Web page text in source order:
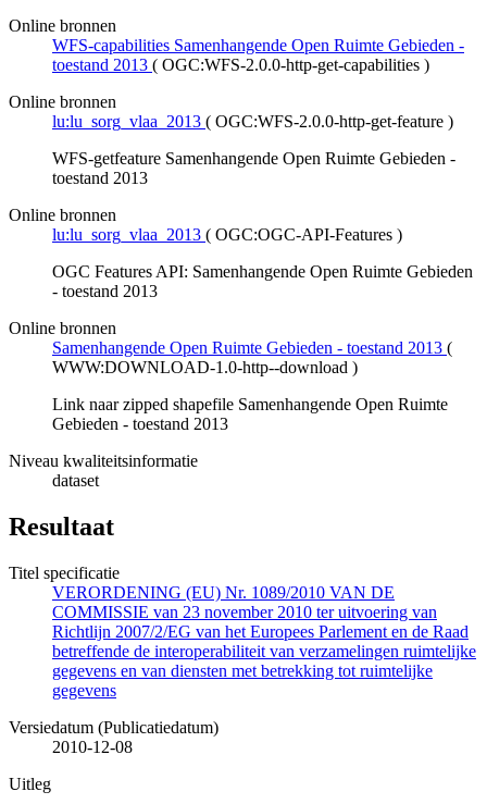
Online bronnen
WFS-capabilities Samenhangende Open Ruimte Gebieden -
toestand 2013 ( OGC:WFS-2.0.0-http-get-capabilities )
Online bronnen
lu:lu_sorg_vlaa_2013 ( OGC:WFS-2.0.0-http-get-feature )
WFS-getfeature Samenhangende Open Ruimte Gebieden -
toestand 2013
Online bronnen
lu:lu_sorg_vlaa_2013 ( OGC:OGC-API-Features )
OGC Features API: Samenhangende Open Ruimte Gebieden
- toestand 2013
Online bronnen
Samenhangende Open Ruimte Gebieden - toestand 2013 (
WWW:DOWNLOAD-1.0-http--download )
Link naar zipped shapefile Samenhangende Open Ruimte
Gebieden - toestand 2013
Niveau kwaliteitsinformatie
dataset
Resultaat
Titel specificatie
VERORDENING (EU) Nr. 1089/2010 VAN DE
COMMISSIE van 23 november 2010 ter uitvoering van
Richtlijn 2007/2/EG van het Europees Parlement en de Raad
betreffende de interoperabiliteit van verzamelingen ruimtelijke
gegevens en van diensten met betrekking tot ruimtelijke
gegevens
Versiedatum (Publicatiedatum)
2010-12-08
Uitleg